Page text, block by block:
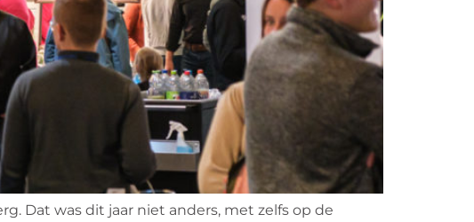
Dat was dit jaar niet anders, met zelfs op de